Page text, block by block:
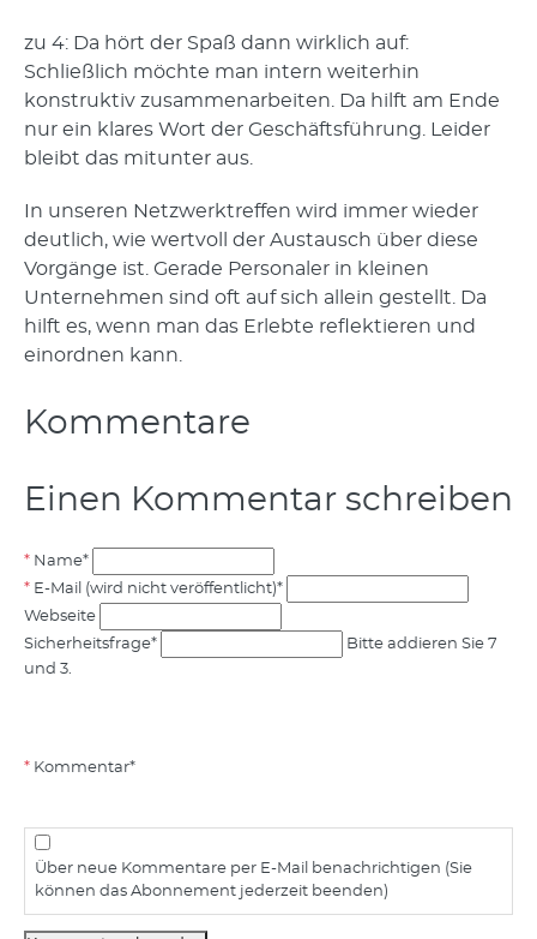
zu 4: Da hört der Spaß dann wirklich auf:
Schließlich möchte man intern weiterhin
konstruktiv zusammenarbeiten. Da hilft am Ende
nur ein klares Wort der Geschäftsführung. Leider
bleibt das mitunter aus.
In unseren Netzwerktreffen wird immer wieder
deutlich, wie wertvoll der Austausch über diese
Vorgänge ist. Gerade Personaler in kleinen
Unternehmen sind oft auf sich allein gestellt. Da
hilft es, wenn man das Erlebte reflektieren und
einordnen kann.
Kommentare
Einen Kommentar schreiben
Name*
E-Mail (wird nicht veröffentlicht)*
Webseite
Sicherheitsfrage*
Bitte addieren Sie 7
und 3.
Kommentar*
Über neue Kommentare per E-Mail benachrichtigen (Sie
können das Abonnement jederzeit beenden)